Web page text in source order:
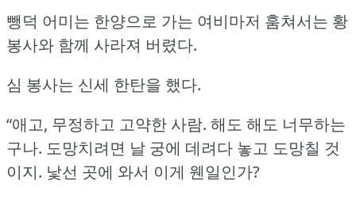
뺑덕 어미는 한양으로 가는 여비마저 훔쳐서는 황
봉사와 함께 사라져 버렸다.
심 봉사는 신세 한탄을 했다.
“애고, 무정하고 고약한 사람. 해도 해도 너무하는
구나. 도망치려면 날 궁에 데려다 놓고 도망칠 것
이지. 낯선 곳에 와서 이게 웬일인가?